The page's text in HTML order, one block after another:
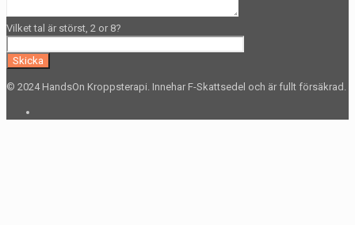
Vilket tal är störst, 2 or 8?
© 2024 HandsOn Kroppsterapi. Innehar F-Skattsedel och är fullt försäkrad.